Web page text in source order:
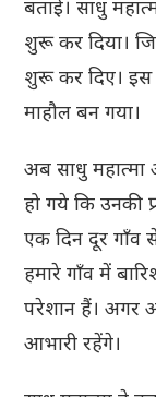
बताई। साधु
शुरू कर दिया।
शुरू कर दिए। इस
माहौल बन गया।
अब साधु
हो गये कि उनकी
एक दिन दूर गाँव
हमारे गाँव में
परेशान हैं। अगर
आभारी रहेंगे।